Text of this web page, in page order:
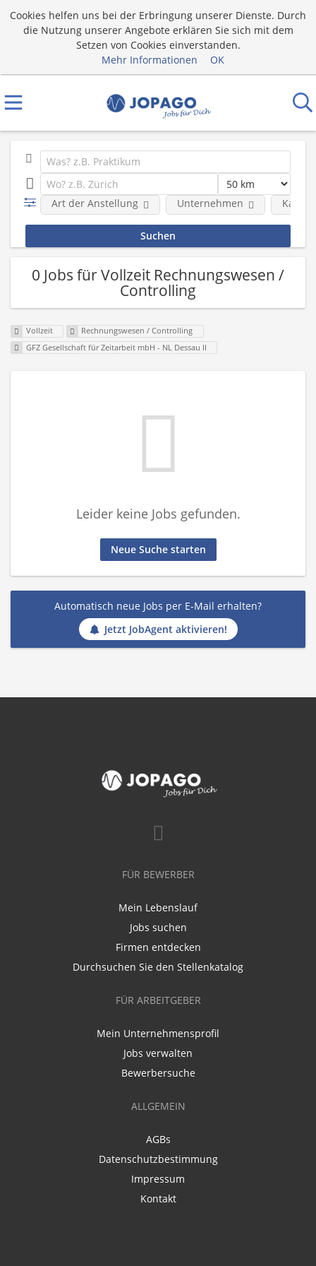
Cookies helfen uns bei der Erbringung unserer Dienste. Durch
die Nutzung unserer Angebote erklären Sie sich mit dem
Setzen von Cookies einverstanden.
Mehr Informationen
OK
Art der Anstellung Unternehmen
0 Jobs für Vollzeit Rechnungswesen /
Controlling
Vollzeit
Rechnungswesen / Controlling
GFZ Gesellschaft für Zeitarbeit mbH - NL Dessau II
Leider keine Jobs gefunden.
Neue Suche starten
Automatisch neue Jobs per E-Mail erhalten?
Jetzt JobAgent aktivieren!
FÜR BEWERBER
Mein Lebenslauf
Jobs suchen
Firmen entdecken
Durchsuchen Sie den Stellenkatalog
FÜR ARBEITGEBER
Mein Unternehmensprofil
Jobs verwalten
Bewerbersuche
ALLGEMEIN
AGBs
Datenschutzbestimmung
Impressum
Kontakt